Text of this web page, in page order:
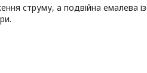
струму, а подвійна емалева